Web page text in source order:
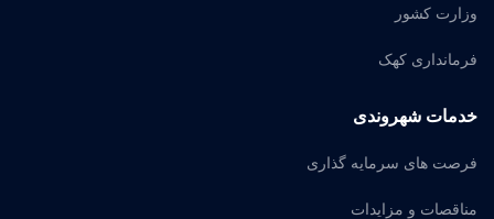
وزارت کشور
فرمانداری کهک
خدمات شهروندی
فرصت های سرمایه گذاری
مناقصات و مزایدات